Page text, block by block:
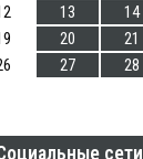
13 14
20 21
27
28
сети